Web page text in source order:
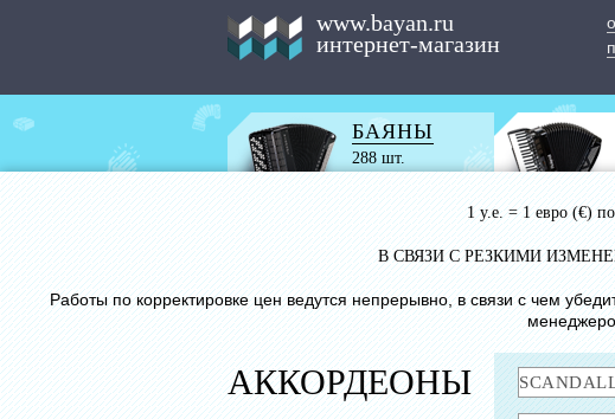
www.bayan.ru
интернет-магазин
БАЯНЫ
288 шт.
1 у.е. = 1 евро (€)
В СВЯЗИ С РЕЗКИМИ
Работы по корректировке цен ведутся непрерывно, в связи с чем
АККОРДЕОНЫ